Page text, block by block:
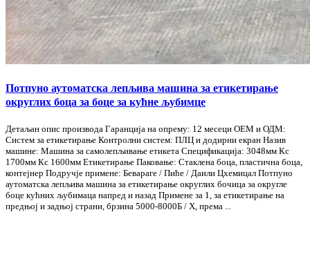
Потпуно аутоматска лепљива машина за етикетирање
округлих боца за боце за кућне љубимце
Детаљан опис производа Гаранција на опрему: 12 месеци ОЕМ и ОДМ:
Систем за етикетирање Контролни систем: ПЛЦ и додирни екран Назив
машине: Машина за самолепљивање етикета Спецификација: 3048мм Кс
1700мм Кс 1600мм Етикетирање Паковање: Стаклена боца, пластична боца,
контејнер Подручје примене: Бевараге / Пиће / Даили Цхемицал Потпуно
аутоматска лепљива машина за етикетирање округлих бочица за округле
боце кућних љубимаца напред и назад Примене за 1, за етикетирање на
предњој и задњој страни, брзина 5000-8000Б / Х, према ...